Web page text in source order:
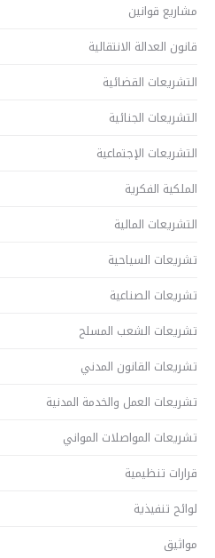
مشاريع قوانين
قانون العدالة الانتقالية
التشريعات القضائية
التشريعات الجنائية
التشريعات الإجتماعية
الملكية الفكرية
التشريعات المالية
تشريعات السياحية
تشريعات الصناعية
تشريعات الشعب المسلح
تشريعات القانون المدني
تشريعات العمل والخدمة المدنية
تشريعات المواصلات المواني
قرارات تنظيمية
لوائح تنفيذية
مواثيق